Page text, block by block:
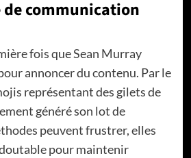
communication
fois que Sean Murray
annoncer du contenu. Par le
représentant des gilets de
généré son lot de
peuvent frustrer, elles
pour maintenir